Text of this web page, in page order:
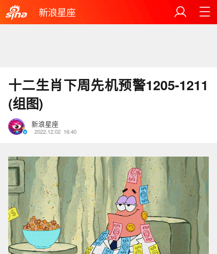
新浪星座
十二生肖下周先机预警1205-1211
(组图)
新浪星座
2022.12.02 16:40